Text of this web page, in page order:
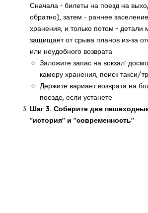
Сначала - билеты на поезд на
обратно), затем - раннее
хранения, и только потом - детали
защищает от срыва планов из‑за
или неудобного возврата.
Заложите запас на вокзал:
камеру хранения, поиск такси/
Держите вариант возврата на
поезде, если устанете.
Шаг 3. Соберите две
"история" и "современность"